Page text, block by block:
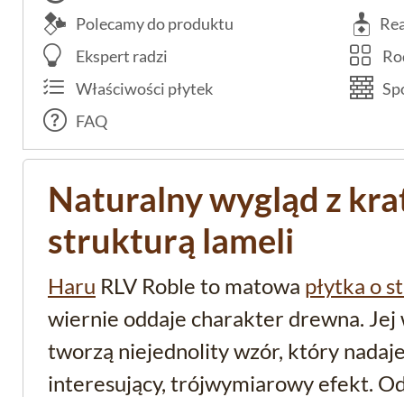
Polecamy do produktu
Ekspert radzi
Właściwości płytek
FAQ
Naturalny wygląd z
strukturą lameli
Haru RLV Roble to matowa płytka o
wiernie oddaje charakter drewna. Jej
tworzą niejednolity wzór, który
interesujący, trójwymiarowy efekt.